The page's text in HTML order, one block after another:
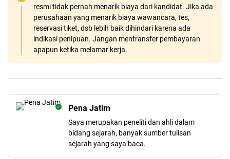
resmi tidak pernah menarik biaya dari kandidat. Jika ada
perusahaan yang menarik biaya wawancara, tes,
reservasi tiket, dsb lebih baik dihindari karena ada
indikasi penipuan. Jangan mentransfer pembayaran
apapun ketika melamar kerja.
Pena Jatim
Saya merupakan peneliti dan ahli dalam
bidang sejarah, banyak sumber tulisan
sejarah yang saya baca.